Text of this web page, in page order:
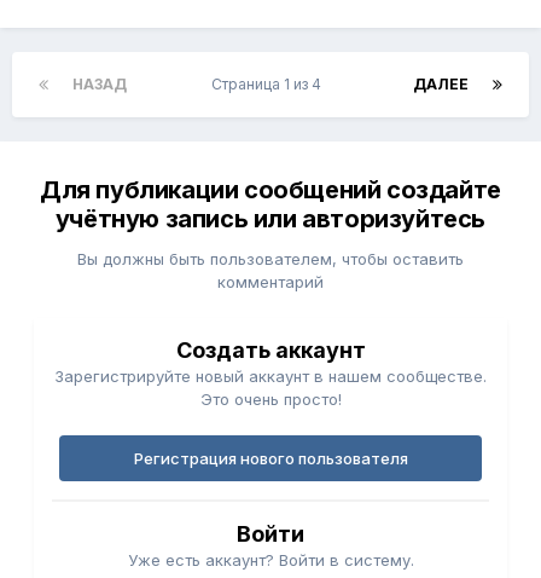
НАЗАД ДАЛЕЕ
Страница 1 из 4
Для публикации сообщений создайте
учётную запись или авторизуйтесь
Вы должны быть пользователем, чтобы оставить
комментарий
Создать аккаунт
Зарегистрируйте новый аккаунт в нашем сообществе.
Это очень просто!
Регистрация нового пользователя
Войти
Уже есть аккаунт? Войти в систему.